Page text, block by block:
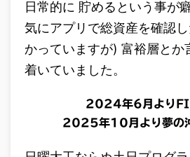
日常的に 貯めるという事が
気にアプリで総資産を確認
かっていますが) 富裕層とか
着いていました。
2024年6月より
2025年10月より夢の